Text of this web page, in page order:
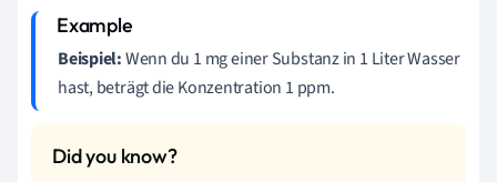
Beispiel:Wenn du 1 mg einer Substanz in 1 Liter Wasser
hast, beträgt die Konzentration 1 ppm.